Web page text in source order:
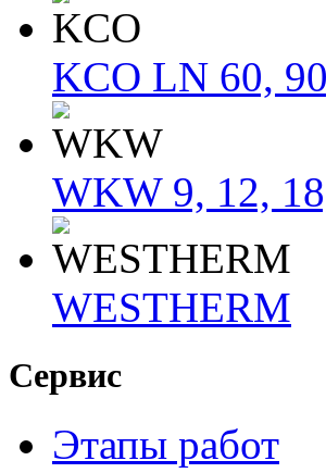
KCO LN 60,
WKW 9, 12,
WESTHERM
Сервис
Этапы работ